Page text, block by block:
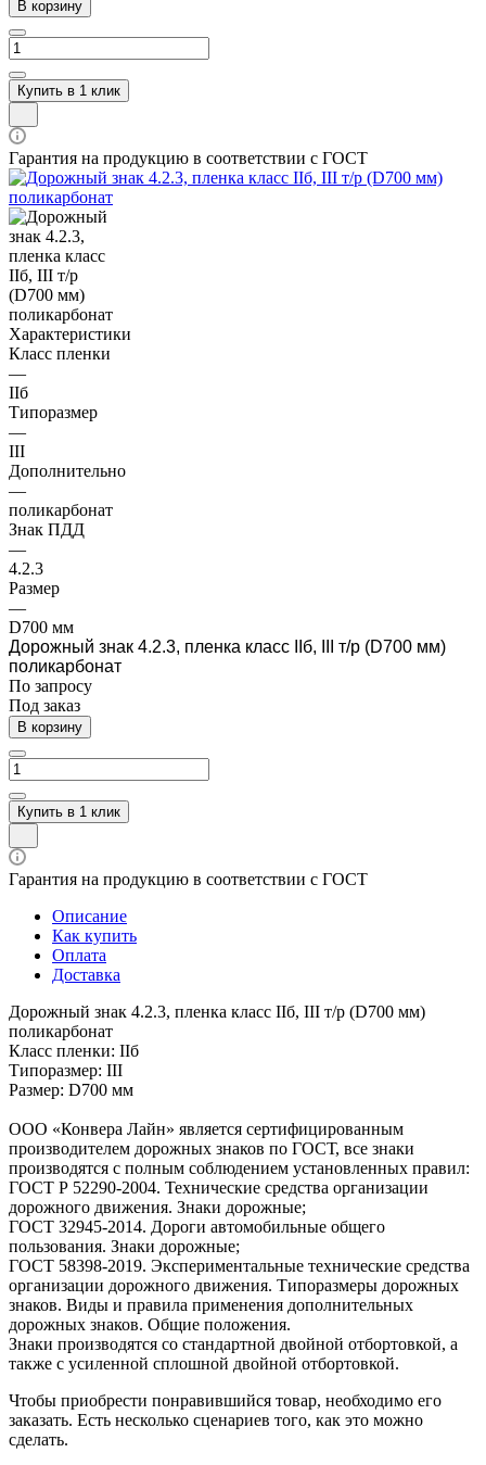
В корзину
Купить в 1 клик
Гарантия на продукцию в соответствии с ГОСТ
Характеристики
Класс пленки
—
IIб
Типоразмер
—
III
Дополнительно
—
поликарбонат
Знак ПДД
—
4.2.3
Размер
—
D700 мм
Дорожный знак 4.2.3, пленка класс IIб, III т/р (D700 мм)
поликарбонат
По запросу
Под заказ
В корзину
Купить в 1 клик
Гарантия на продукцию в соответствии с ГОСТ
Описание
Как купить
Оплата
Доставка
Дорожный знак 4.2.3, пленка класс IIб, III т/р (D700 мм)
поликарбонат
Класс пленки: IIб
Типоразмер: III
Размер: D700 мм
ООО «Конвера Лайн» является сертифицированным
производителем дорожных знаков по ГОСТ, все знаки
производятся с полным соблюдением установленных правил:
ГОСТ Р 52290-2004. Технические средства организации
дорожного движения. Знаки дорожные;
ГОСТ 32945-2014. Дороги автомобильные общего
пользования. Знаки дорожные;
ГОСТ 58398-2019. Экспериментальные технические средства
организации дорожного движения. Типоразмеры дорожных
знаков. Виды и правила применения дополнительных
дорожных знаков. Общие положения.
Знаки производятся со стандартной двойной отбортовкой, а
также с усиленной сплошной двойной отбортовкой.
Чтобы приобрести понравившийся товар, необходимо его
заказать. Есть несколько сценариев того, как это можно
сделать.